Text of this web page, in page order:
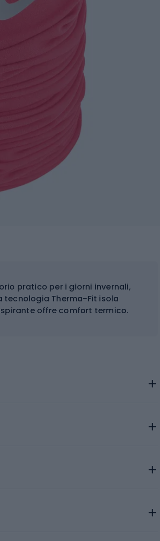
pratico per i giorni invernali,
tecnologia Therma-Fit isola
offre comfort termico.